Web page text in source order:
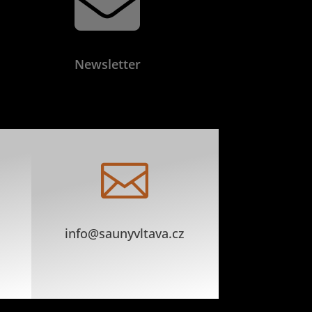
Newsletter

info@saunyvltava.cz